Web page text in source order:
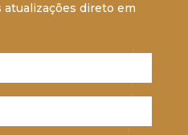
atualizações direto em